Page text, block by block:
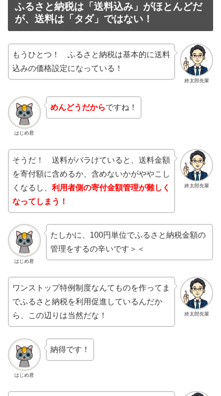
ふるさと納税は「送料込み」がほとんどだ
が、送料は「タダ」ではない！
終太郎先輩
もうひとつ！ ふるさと納税は基本的に送料
込みの価格設定になっている！
はじめ君
めんどうだからですね！
終太郎先輩
そうだ！ 送料がバラけていると、送料金額
を寄付額に含めるか、含めないかがややこし
くなるし、 利用者側の寄付金額管理が難しく
なってしまう！
はじめ君
たしかに、100円単位でふるさと納税金額の
管理をするの辛いです＞＜
終太郎先輩
ワンストップ特例制度なんてものを作ってま
でふるさと納税を利用促進しているんだか
ら、この辺りは当然だな！
はじめ君
納得です！